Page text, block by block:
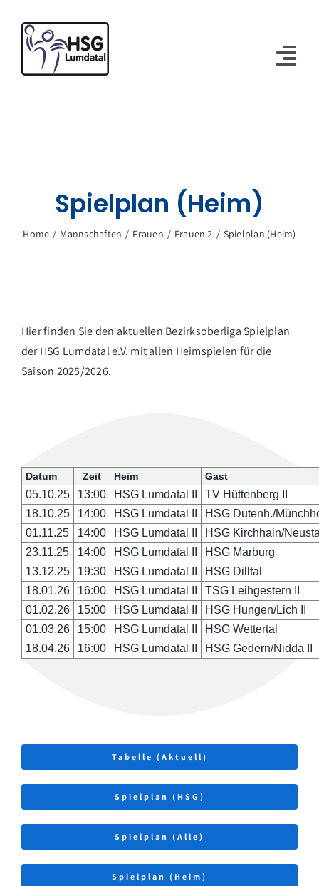
Inhalt
springen
Sponsoren
Spielplan (Heim)
Home Mannschaften Frauen Frauen 2 Spielplan (Heim)
Hier finden Sie den aktuellen Bezirksoberliga Spielplan
der HSG Lumdatal e.V. mit allen Heimspielen für die
Saison 2025/2026.
Datum Zeit Heim Gast
05.10.25 13:00 HSG Lumdatal II
TV Hüttenberg II
18.10.25
14:00 HSG Lumdatal II
HSG Dutenh./
01.11.25
14:00 HSG Lumdatal II
HSG Kirchhain/
23.11.25
14:00 HSG Lumdatal II
HSG Marburg
13.12.25
19:30 HSG Lumdatal II
HSG Dilltal
18.01.26
16:00 HSG Lumdatal II
TSG Leihgestern II
01.02.26
15:00 HSG Lumdatal II
HSG Hungen/Lich II
01.03.26
15:00 HSG Lumdatal II
HSG Wettertal
18.04.26
16:00 HSG Lumdatal II HSG Gedern/Nidda II
Tabelle (Aktuell)
Spielplan (HSG)
Spielplan (Alle)
Spielplan (Heim)